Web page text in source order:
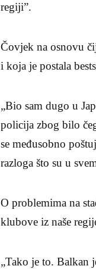
regiji”.
Čovjek na osnovu
i koja je postala
„Bio sam dugo u
policija zbog bilo
se međusobno
razloga što su u
O problemima na
klubove iz naše
„Tako je to. Balkan